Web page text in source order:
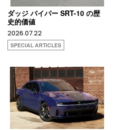
ダッジ バイパー SRT-10 の歴
史的価値
2026.07.22
SPECIAL ARTICLES